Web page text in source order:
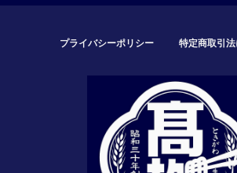
プライバシーポリシー 特定商取引